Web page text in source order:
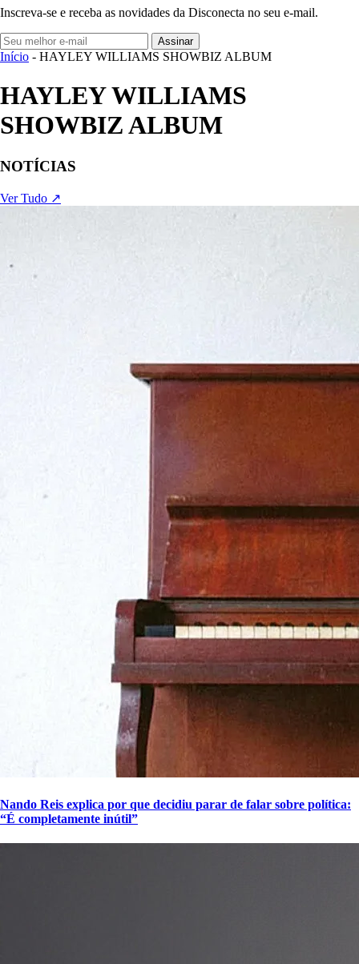
Inscreva-se e receba as novidades da Disconecta no seu e-mail.
Assinar
Início - HAYLEY WILLIAMS SHOWBIZ ALBUM
HAYLEY WILLIAMS
SHOWBIZ ALBUM
NOTÍCIAS
Ver Tudo ↗
Nando Reis explica por que decidiu parar de falar sobre política:
“É completamente inútil”